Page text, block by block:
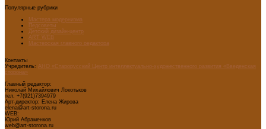
Популярные рубрики
Мастера модернизма
Педсоветы
Детский дизайн-центр
ART WEB
Мастерская главного редактора
Контакты
Учредитель: АНО «Старорусский Центр интеллектуально-художественного развития «Введенская
сторона»
Главный редактор:
Николай Михайлович Локотьков
тел. +7(921)7394979
Арт-директор: Елена Жирова
elena@art-storona.ru
WEB:
Юрий Абраменков
web@art-storona.ru